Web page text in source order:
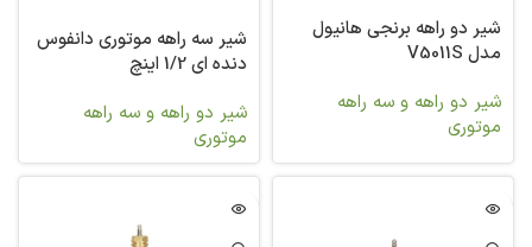
شیر دو راهه برنجی هانیول
مدل V5011S
شیر دو راهه و سه راهه
موتوری
شیر سه راهه موتوری دانفوس
دنده ای 1/2 اینچ
شیر دو راهه و سه راهه
موتوری